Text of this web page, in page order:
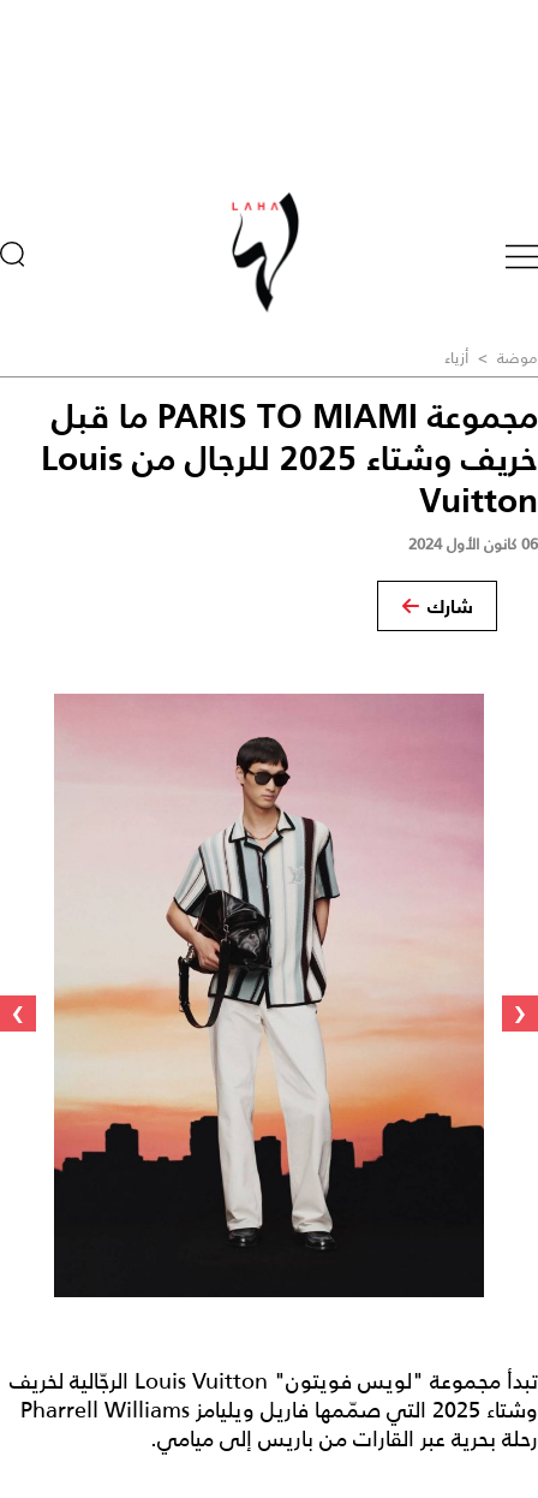
موضة > أزياء
مجموعة PARIS TO MIAMI ما قبل
خريف وشتاء 2025 للرجال من Louis
Vuitton
06 كانون الأول 2024
شارك
‹
›
تبدأ مجموعة "لويس فويتون" Louis Vuitton الرجّالية لخريف
وشتاء 2025 التي صمّمها فاريل ويليامز Pharrell Williams
رحلة بحرية عبر القارات من باريس إلى ميامي.